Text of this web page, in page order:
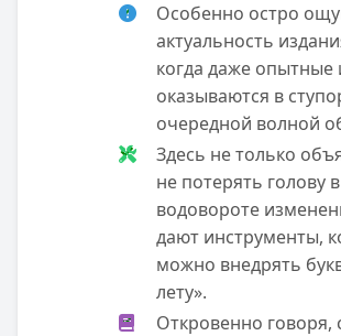
Особенно остро
актуальность
когда даже опытные
оказываются в
очередной волной
Здесь не только
не потерять голову в
водовороте
дают инструменты,
можно внедрять
лету».
Откровенно говоря,